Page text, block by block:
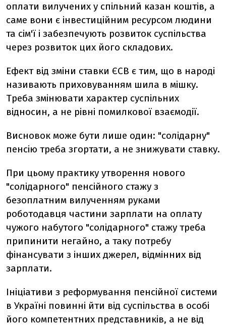
оплати вилучених у спільний казан коштів, а
саме вони є інвестиційним ресурсом людини
та сім'ї і забезпечують розвиток суспільства
через розвиток цих його складових.
Ефект від зміни ставки ЄСВ є тим, що в народі
називають приховуванням шила в мішку.
Треба змінювати характер суспільних
відносин, а не рівні помилкової взаємодії.
Висновок може бути лише один: "солідарну"
пенсію треба згортати, а не знижувати ставку.
При цьому практику утворення нового
"солідарного" пенсійного стажу з
безоплатним вилученням руками
роботодавця частини зарплати на оплату
чужого набутого "солідарного" стажу треба
припинити негайно, а таку потребу
фінансувати з інших джерел, відмінних від
зарплати.
Ініціативи з реформування пенсійної системи
в Україні повинні йти від суспільства в особі
його компетентних представників, а не від